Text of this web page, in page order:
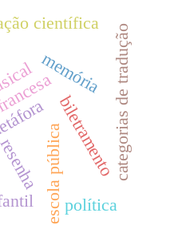
resenha escola pública
memória
biletramentocategorias de tradução
política
científica